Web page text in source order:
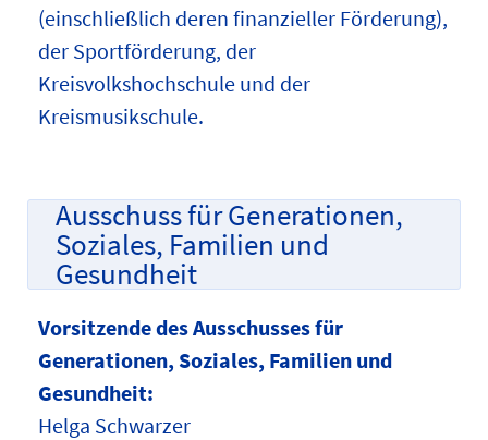
(einschließlich deren finanzieller Förderung),
der Sportförderung, der
Kreisvolkshochschule und der
Kreismusikschule.
Ausschuss für Generationen,
Soziales, Familien und
Gesundheit
Vorsitzende des Ausschusses für
Generationen, Soziales, Familien und
Gesundheit:
Helga Schwarzer